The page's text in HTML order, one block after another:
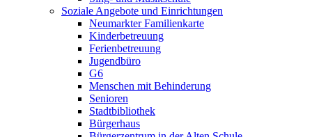
Soziale Angebote und Einrichtungen
Neumarkter Familienkarte
Kinderbetreuung
Ferienbetreuung
Jugendbüro
G6
Menschen mit Behinderung
Senioren
Stadtbibliothek
Bürgerhaus